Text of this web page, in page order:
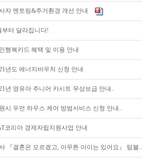
자 멘토링&주거환경 개선 안내
부터 달라집니다!
행복카드 혜택 및 이용 안내
년도 에너지바우처 신청 안내
년 영유아 주니어 카시트 무상보급 안내..
시 우먼 하우스 케어 방범서비스 신청 안내..
코리아 경제자립지원사업 안내
『결혼은 모르겠고, 아무튼 아이는 있어요』 텀블..